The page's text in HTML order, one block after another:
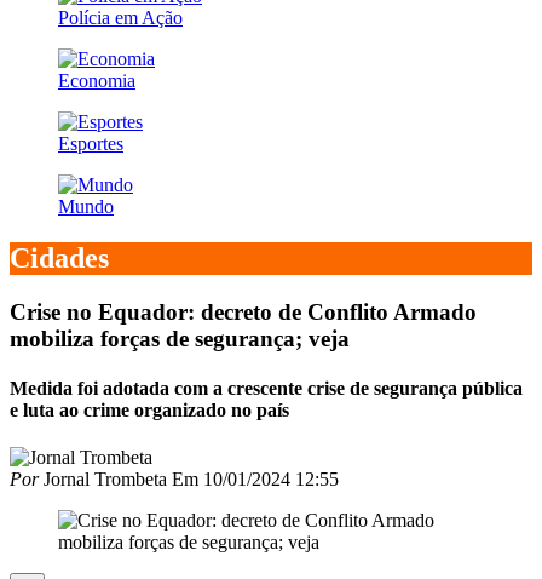
Polícia em Ação
Economia
Esportes
Mundo
Cidades
Crise no Equador: decreto de Conflito Armado
mobiliza forças de segurança; veja
Medida foi adotada com a crescente crise de segurança pública
e luta ao crime organizado no país
PorJornal Trombeta Em 10/01/2024 12:55